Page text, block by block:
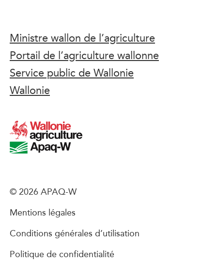
Ministre wallon de l’agriculture
Portail de l’agriculture wallonne
Service public de Wallonie
Wallonie
© 2026 APAQ-W
Mentions légales
Conditions générales d’utilisation
Politique de confidentialité